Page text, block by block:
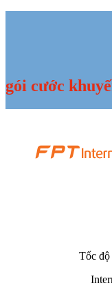
gói cước
Tốc độ